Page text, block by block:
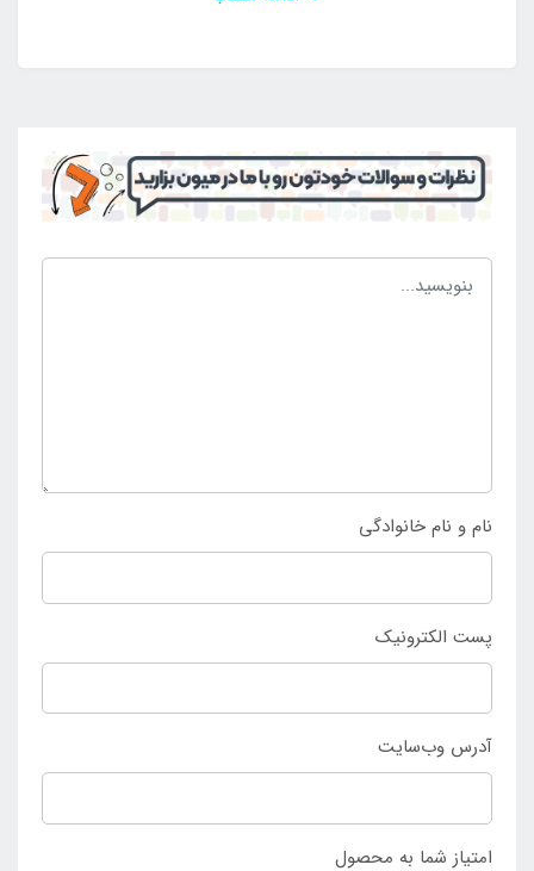
محل جدید آن را استفاده نمایند. به منظور راه اندازی آسان
محصول و نیاز نداشتن به خرید پمپ باد بادی به صورت
مجزا در زمان خرید یک پمپ باد سوزنی دستی نیز به افراد
ارائه می گردد تا در کم ترین زمان محصول را بتوان راه
اندازی کرد و از آن بهره کافی را برد. طراحی بدنه در عین
نام و نام خانوادگی
پست الکترونیک
آدرس وب‌سایت
امتیاز شما به محصول